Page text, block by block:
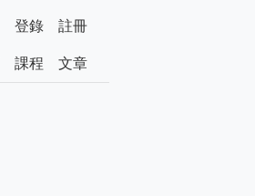
登錄 註冊
課程 文章